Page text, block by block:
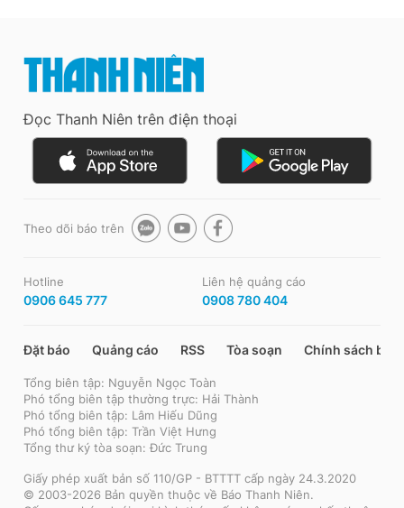
Đọc Thanh Niên trên điện thoại
Theo dõi báo trên
Hotline
0906 645 777
Liên hệ quảng cáo
0908 780 404
Đặt báo Quảng cáo RSS Tòa soạn Chính sách bảo
Tổng biên tập: Nguyễn Ngọc Toàn
Phó tổng biên tập thường trực: Hải Thành
Phó tổng biên tập: Lâm Hiếu Dũng
Phó tổng biên tập: Trần Việt Hưng
Tổng thư ký tòa soạn: Đức Trung
Giấy phép xuất bản số 110/GP - BTTTT cấp ngày 24.3.2020
© 2003-2026 Bản quyền thuộc về Báo Thanh Niên.